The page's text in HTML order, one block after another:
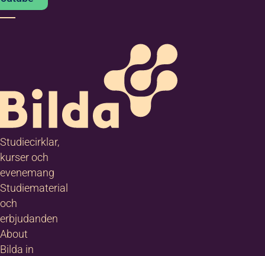
719 97 6
Studiecirklar,
kurser och
evenemang
Studiematerial
och
erbjudanden
About
Bilda in